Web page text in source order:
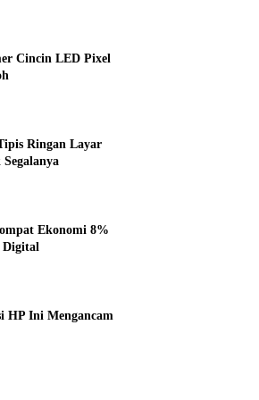
Cincin LED Pixel
Ringan Layar
Ekonomi 8%
Digital
HP Ini Mengancam